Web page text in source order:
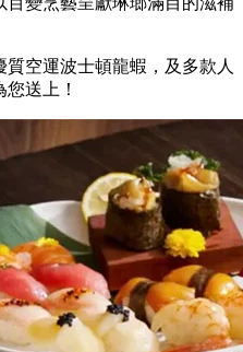
空運波士頓龍蝦，及多款人
送上！